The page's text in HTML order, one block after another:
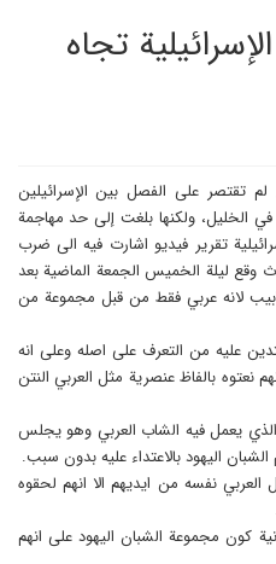
تجاه
لم تقتصر على الفصل بين الإسرائيلين
الخليل، ولكنها بلغت إلى حد مهاجمة
تقرير فيديو اشارت فيه الى ضرب
وقع ليلة الخميس الجمعة الماضية بعد
لانه عربي فقط من قبل مجموعة من
عليه من التعرف على اصله وعلى انه
بالفاظ عنصرية مثل العربي النتن
الذي يعمل فيه الشاب العربي وهو يجلس
اليهود بالاعتداء عليه بدون سبب.
العربي نفسه من ايديهم الا انهم لحقوه
كون مجموعة الشبان اليهود على انهم